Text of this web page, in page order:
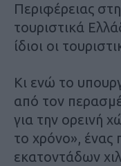
Περιφέρειας
τουριστικά
ίδιοι οι
Κι ενώ το
από τον
για την ορεινή
το χρόνο», ένας
εκατοντάδων